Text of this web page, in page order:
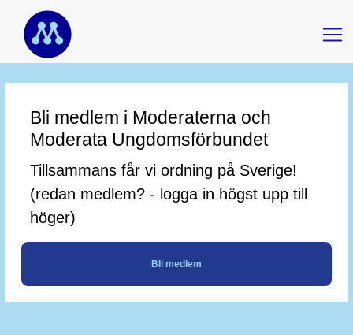
Bli medlem i Moderaterna och
Moderata Ungdomsförbundet
Tillsammans får vi ordning på Sverige!
(redan medlem? - logga in högst upp till
höger)
Bli medlem